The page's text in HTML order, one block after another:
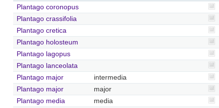
Plantago coronopus
Plantago crassifolia
Plantago cretica
Plantago holosteum
Plantago lagopus
Plantago lanceolata
Plantago major
intermedia
Plantago major
major
Plantago media
media